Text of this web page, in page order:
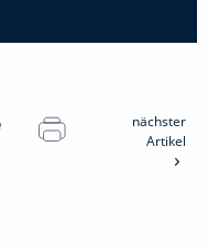
nächster
Artikel